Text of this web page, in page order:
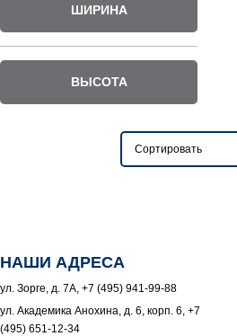
ШИРИНА
ВЫСОТА
НАШИ АДРЕСА
ул. Зорге, д. 7А, +7 (495) 941-99-88
ул. Академика Анохина, д. 6, корп. 6, +7
(495) 651-12-34